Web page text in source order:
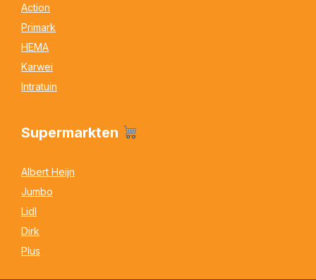
Action
Primark
HEMA
Karwei
Intratuin
Supermarkten
Albert Heijn
Jumbo
Lidl
Dirk
Plus